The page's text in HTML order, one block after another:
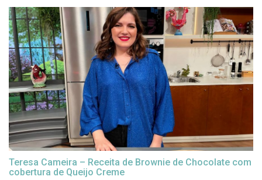
Teresa Cameira – Receita de Brownie de Chocolate com
cobertura de Queijo Creme